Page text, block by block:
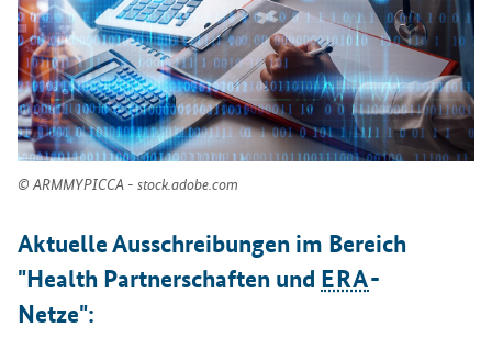
ARMMYPICCA - stock.adobe.com
Aktuelle Ausschreibungen im Bereich
"Health Partnerschaften und ERA-
Netze":